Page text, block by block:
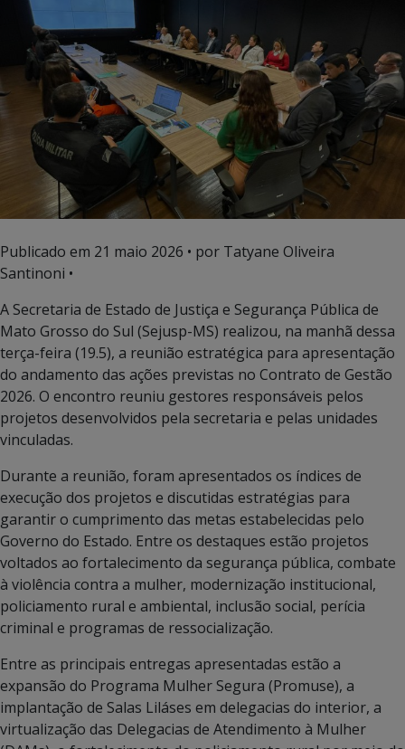
Publicado em 21 maio 2026 • por Tatyane Oliveira
Santinoni •
A Secretaria de Estado de Justiça e Segurança Pública de
Mato Grosso do Sul (Sejusp-MS) realizou, na manhã dessa
terça-feira (19.5), a reunião estratégica para apresentação
do andamento das ações previstas no Contrato de Gestão
2026. O encontro reuniu gestores responsáveis pelos
projetos desenvolvidos pela secretaria e pelas unidades
vinculadas.
Durante a reunião, foram apresentados os índices de
execução dos projetos e discutidas estratégias para
garantir o cumprimento das metas estabelecidas pelo
Governo do Estado. Entre os destaques estão projetos
voltados ao fortalecimento da segurança pública, combate
à violência contra a mulher, modernização institucional,
policiamento rural e ambiental, inclusão social, perícia
criminal e programas de ressocialização.
Entre as principais entregas apresentadas estão a
expansão do Programa Mulher Segura (Promuse), a
implantação de Salas Liláses em delegacias do interior, a
virtualização das Delegacias de Atendimento à Mulher